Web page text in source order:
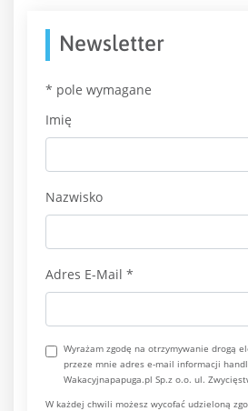
Newsletter
* pole wymagane
Imię
Nazwisko
Adres E-Mail *
Wyrażam zgodę na otrzymywanie drogą
przeze mnie adres e-mail informacji
Wakacyjnapapuga.pl Sp.z o.o. ul.
W każdej chwili możesz wycofać udzieloną